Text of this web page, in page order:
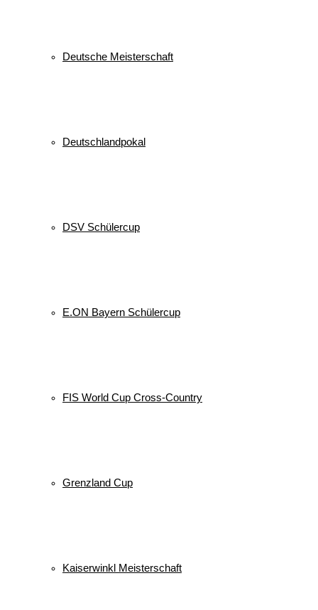
Deutsche Meisterschaft
Deutschlandpokal
DSV Schülercup
E.ON Bayern Schülercup
FIS World Cup Cross-Country
Grenzland Cup
Kaiserwinkl Meisterschaft